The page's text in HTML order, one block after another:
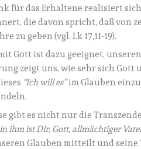
für das Erhaltene realisiert
die davon spricht, daß von
zu geben (vgl. Lk 17,11-19).
Gott ist dazu geeignet,
zeigt uns, wie sehr sich
“Ich will es”im Glauben
gibt es nicht nur die
ihm ist Dir, Gott, allmächtiger
Glauben mitteilt und